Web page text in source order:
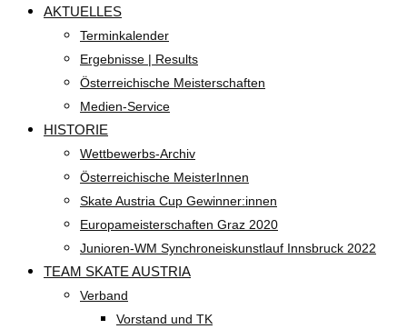
AKTUELLES
Terminkalender
Ergebnisse | Results
Österreichische Meisterschaften
Medien-Service
HISTORIE
Wettbewerbs-Archiv
Österreichische MeisterInnen
Skate Austria Cup Gewinner:innen
Europameisterschaften Graz 2020
Junioren-WM Synchroneiskunstlauf Innsbruck 2022
TEAM SKATE AUSTRIA
Verband
Vorstand und TK